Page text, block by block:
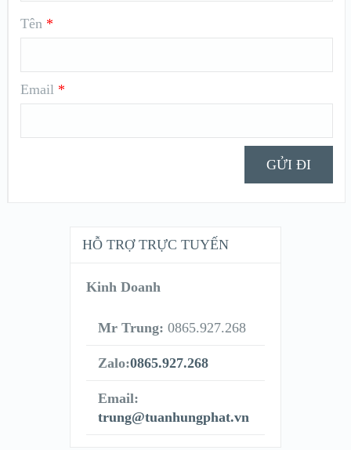
Tên *
Email *
HỖ TRỢ TRỰC TUYẾN
Kinh Doanh
Mr Trung: 0865.927.268
Zalo:0865.927.268
Email:
trung@tuanhungphat.vn